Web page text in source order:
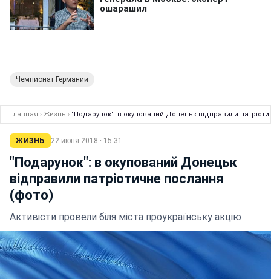
Чемпионат Германии
Главная › Жизнь › "Подарунок": в окупований Донецьк відправили
ЖИЗНЬ 22 июня 2018 · 15:31
"Подарунок": в окупований Донецьк
відправили патріотичне послання
(фото)
Активісти провели біля міста проукраїнську акцію